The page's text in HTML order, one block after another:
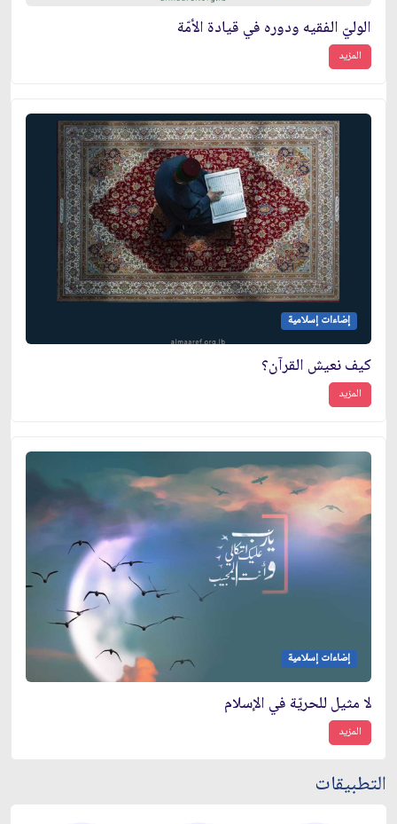
الوليّ الفقيه ودوره في قيادة الأمّة
المزيد
إضاءات إسلامية
كيف نعيش القرآن؟
المزيد
إضاءات إسلامية
لا مثيل للحريّة في الإسلام
المزيد
التطبيقات